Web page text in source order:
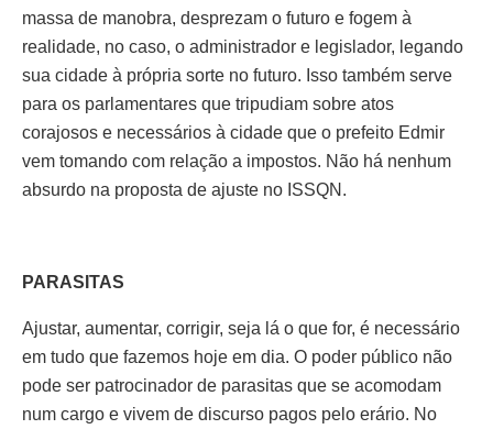
massa de manobra, desprezam o futuro e fogem à
realidade, no caso, o administrador e legislador, legando
sua cidade à própria sorte no futuro. Isso também serve
para os parlamentares que tripudiam sobre atos
corajosos e necessários à cidade que o prefeito Edmir
vem tomando com relação a impostos. Não há nenhum
absurdo na proposta de ajuste no ISSQN.
PARASITAS
Ajustar, aumentar, corrigir, seja lá o que for, é necessário
em tudo que fazemos hoje em dia. O poder público não
pode ser patrocinador de parasitas que se acomodam
num cargo e vivem de discurso pagos pelo erário. No